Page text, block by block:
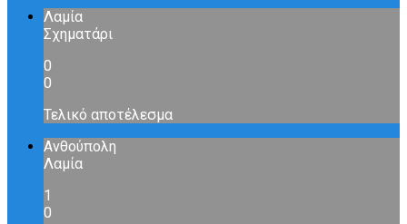
Λαμία
Σχηματάρι
0
0
Τελικό αποτέλεσμα
Ανθούπολη
Λαμία
1
0